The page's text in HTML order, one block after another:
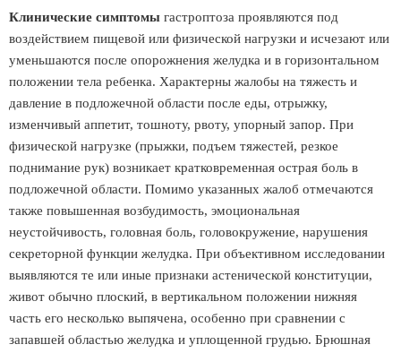
Клинические симптомы гастроптоза проявляются под
воздействием пищевой или физической нагрузки и исчезают или
уменьшаются после опорожнения желудка и в горизонтальном
положении тела ребенка. Характерны жалобы на тяжесть и
давление в подложечной области после еды, отрыжку,
изменчивый аппетит, тошноту, рвоту, упорный запор. При
физической нагрузке (прыжки, подъем тяжестей, резкое
поднимание рук) возникает кратковременная острая боль в
подложечной области. Помимо указанных жалоб отмечаются
также повышенная возбудимость, эмоциональная
неустойчивость, головная боль, головокружение, нарушения
секреторной функции желудка. При объективном исследовании
выявляются те или иные признаки астенической конституции,
живот обычно плоский, в вертикальном положении нижняя
часть его несколько выпячена, особенно при сравнении с
запавшей областью желудка и уплощенной грудью. Брюшная